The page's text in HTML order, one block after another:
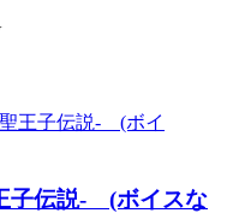
子伝説- (ボイスな